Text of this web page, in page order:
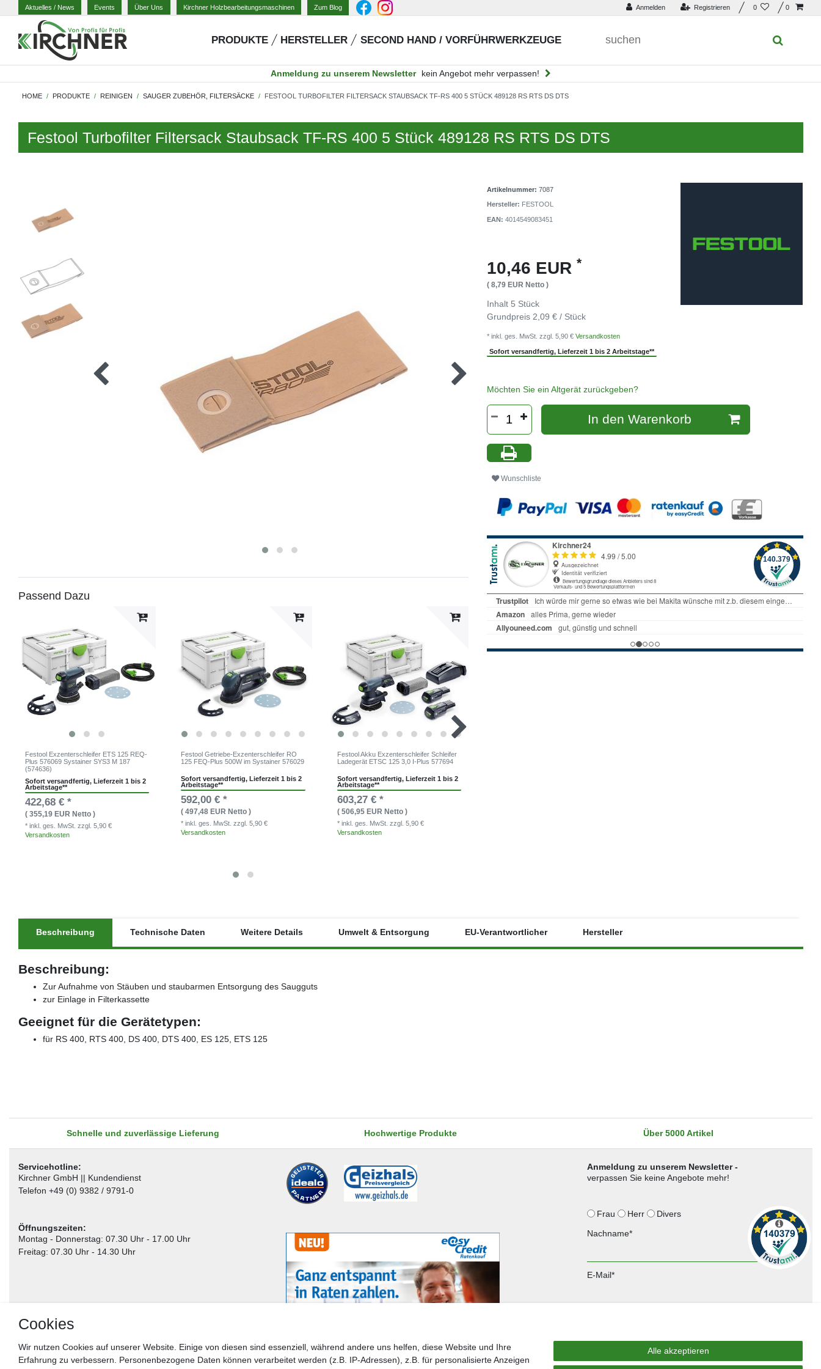
Anmelden Registrieren 0 0
Aktuelles / News Events Über Uns Kirchner Holzbearbeitungsmaschinen Zum Blog
PRODUKTE HERSTELLER SECOND HAND / VORFÜHRWERKZEUGE
Anmeldung zu unserem Newsletter kein Angebot mehr verpassen!
HOME PRODUKTE REINIGEN SAUGER ZUBEHÖR, FILTERSÄCKE FESTOOL TURBOFILTER FILTERSACK STAUBSACK TF-RS 400 5 STÜCK 489128 RS RTS DS DTS
Festool Turbofilter Filtersack Staubsack TF-RS 400 5 Stück 489128 RS RTS DS DTS
Passend Dazu
Festool Exzenterschleifer ETS 125 REQ-
Plus 576069 Systainer SYS3 M 187
(574636)
Sofort versandfertig, Lieferzeit 1 bis 2
Arbeitstage**
422,68 € *
( 355,19 EUR Netto )
* inkl. ges. MwSt. zzgl. 5,90 €
Versandkosten
Festool Getriebe-Exzenterschleifer RO
125 FEQ-Plus 500W im Systainer 576029
Sofort versandfertig, Lieferzeit 1 bis 2
Arbeitstage**
592,00 € *
( 497,48 EUR Netto )
* inkl. ges. MwSt.zzgl. 5,90 €
Versandkosten
Festool Akku Exzenterschleifer Schleifer
Ladegerät ETSC 125 3,0 I-Plus 577694
Sofort versandfertig, Lieferzeit 1 bis 2
Arbeitstage**
603,27 € *
( 506,95 EUR Netto )
* inkl. ges. MwSt.zzgl. 5,90 €
Versandkosten
Artikelnummer: 7087
Hersteller: FESTOOL
EAN: 4014549083451
10,46 EUR *
( 8,79 EUR Netto )
Inhalt 5 Stück
Grundpreis 2,09 € / Stück
* inkl. ges. MwSt. zzgl. 5,90 € Versandkosten
Sofort versandfertig, Lieferzeit 1 bis 2 Arbeitstage**
Möchten Sie ein Altgerät zurückgeben?
In den Warenkorb
Wunschliste
Beschreibung Technische Daten Weitere Details Umwelt & Entsorgung EU-Verantwortlicher Hersteller
Beschreibung:
Zur Aufnahme von Stäuben und staubarmen Entsorgung des Saugguts
zur Einlage in Filterkassette
Geeignet für die Gerätetypen:
für RS 400, RTS 400, DS 400, DTS 400, ES 125, ETS 125
Schnelle und zuverlässige Lieferung Hochwertige Produkte Über 5000 Artikel
Servicehotline:
Kirchner GmbH || Kundendienst
Telefon +49 (0) 9382 / 9791-0
Öffnungszeiten:
Montag - Donnerstag: 07.30 Uhr - 17.00 Uhr
Freitag: 07.30 Uhr - 14.30 Uhr
Anmeldung zu unserem Newsletter -
verpassen Sie keine Angebote mehr!
Frau Herr
Divers
Nachname*
E-Mail*
Sie können den Newsletter jederzeit kostenlos abbestellen.
** gilt für Lieferungen innerhalb Deutschlands, Lieferzeiten für andere Länder entnehmen Sie bitte der Schaltfläche mit den Versandinformationen
Cookies
Wir nutzen Cookies auf unserer Website. Einige von diesen sind essenziell, während andere uns helfen, diese Website und Ihre
Erfahrung zu verbessern. Personenbezogene Daten können verarbeitet werden (z.B. IP-Adressen), z.B. für personalisierte Anzeigen
Alle akzeptieren